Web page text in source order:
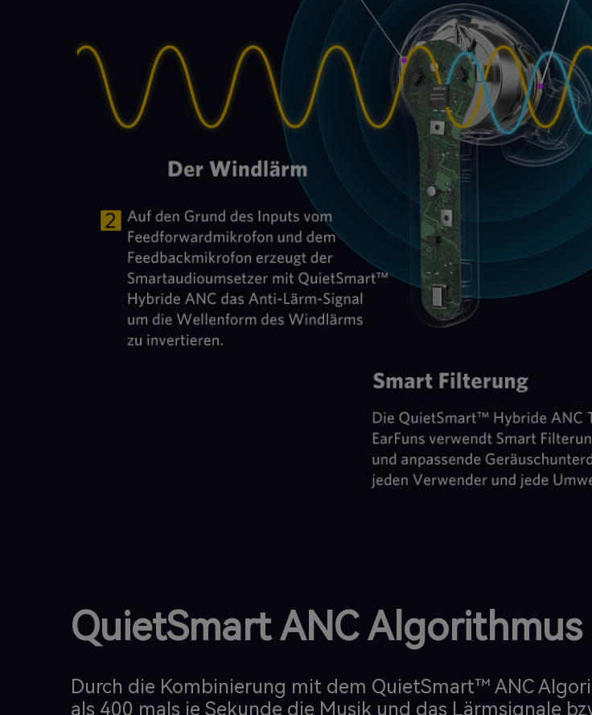
QuietSmart ANC Algorithmus
Durch die Kombinierung mit dem QuietSmart™ ANC
als 400 mals je Sekunde die Musik und das Lärmsignale